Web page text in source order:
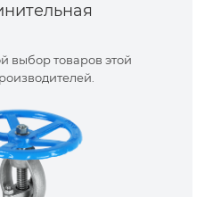
выбор товаров этой